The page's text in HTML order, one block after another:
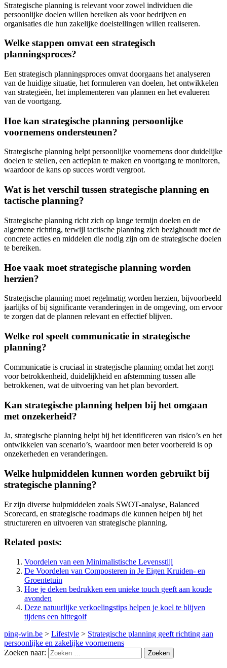
Strategische planning is relevant voor zowel individuen die
persoonlijke doelen willen bereiken als voor bedrijven en
organisaties die hun zakelijke doelstellingen willen realiseren.
Welke stappen omvat een strategisch
planningsproces?
Een strategisch planningsproces omvat doorgaans het analyseren
van de huidige situatie, het formuleren van doelen, het ontwikkelen
van strategieën, het implementeren van plannen en het evalueren
van de voortgang.
Hoe kan strategische planning persoonlijke
voornemens ondersteunen?
Strategische planning helpt persoonlijke voornemens door duidelijke
doelen te stellen, een actieplan te maken en voortgang te monitoren,
waardoor de kans op succes wordt vergroot.
Wat is het verschil tussen strategische planning en
tactische planning?
Strategische planning richt zich op lange termijn doelen en de
algemene richting, terwijl tactische planning zich bezighoudt met de
concrete acties en middelen die nodig zijn om de strategische doelen
te bereiken.
Hoe vaak moet strategische planning worden
herzien?
Strategische planning moet regelmatig worden herzien, bijvoorbeeld
jaarlijks of bij significante veranderingen in de omgeving, om ervoor
te zorgen dat de plannen relevant en effectief blijven.
Welke rol speelt communicatie in strategische
planning?
Communicatie is cruciaal in strategische planning omdat het zorgt
voor betrokkenheid, duidelijkheid en afstemming tussen alle
betrokkenen, wat de uitvoering van het plan bevordert.
Kan strategische planning helpen bij het omgaan
met onzekerheid?
Ja, strategische planning helpt bij het identificeren van risico’s en het
ontwikkelen van scenario’s, waardoor men beter voorbereid is op
onzekerheden en veranderingen.
Welke hulpmiddelen kunnen worden gebruikt bij
strategische planning?
Er zijn diverse hulpmiddelen zoals SWOT-analyse, Balanced
Scorecard, en strategische roadmaps die kunnen helpen bij het
structureren en uitvoeren van strategische planning.
Related posts:
Voordelen van een Minimalistische Levensstijl
De Voordelen van Composteren in Je Eigen Kruiden- en
Groentetuin
Hoe je deken bedrukken een unieke touch geeft aan koude
avonden
Deze natuurlijke verkoelingstips helpen je koel te blijven
tijdens een hittegolf
ping-win.be > Lifestyle > Strategische planning geeft richting aan
persoonlijke en zakelijke voornemens
Zoeken naar: